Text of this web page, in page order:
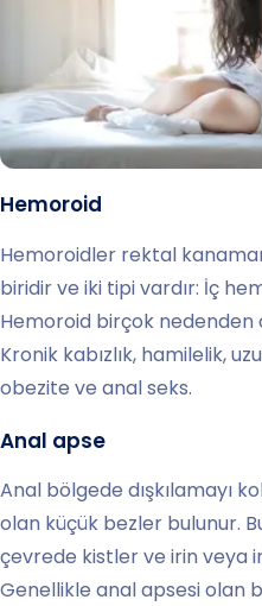
Hemoroid
Hemoroidler rektal
biridir ve iki tipi vardır: İç
Hemoroid birçok nedenden
Kronik kabızlık, hamilelik,
obezite ve anal seks.
Anal apse
Anal bölgede dışkılamayı
olan küçük bezler bulunur.
çevrede kistler ve irin veya
Genellikle anal apsesi olan